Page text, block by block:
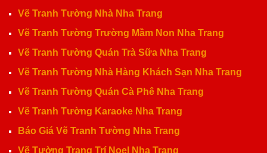
Vẽ Tranh Tường Nhà Nha Trang
Vẽ Tranh Tường Trường Mầm Non Nha Trang
Vẽ Tranh Tường Quán Trà Sữa Nha Trang
Vẽ Tranh Tường Nhà Hàng Khách Sạn Nha Trang
Vẽ Tranh Tường Quán Cà Phê Nha Trang
Vẽ Tranh Tường Karaoke Nha Trang
Báo Giá Vẽ Tranh Tường Nha Trang
Vẽ Tường Trang Trí Noel Nha Trang